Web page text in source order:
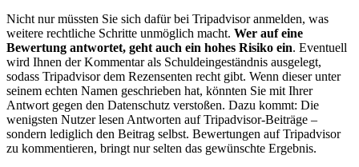
Nicht nur müssten Sie sich dafür bei Tripadvisor anmelden, was
weitere rechtliche Schritte unmöglich macht. Wer auf eine
Bewertung antwortet, geht auch ein hohes Risiko ein. Eventuell
wird Ihnen der Kommentar als Schuldeingeständnis ausgelegt,
sodass Tripadvisor dem Rezensenten recht gibt. Wenn dieser unter
seinem echten Namen geschrieben hat, könnten Sie mit Ihrer
Antwort gegen den Datenschutz verstoßen. Dazu kommt: Die
wenigsten Nutzer lesen Antworten auf Tripadvisor-Beiträge –
sondern lediglich den Beitrag selbst. Bewertungen auf Tripadvisor
zu kommentieren, bringt nur selten das gewünschte Ergebnis.